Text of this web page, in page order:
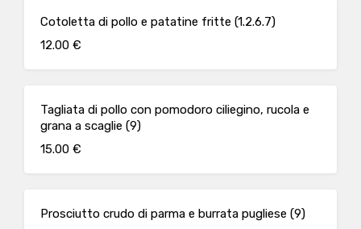
Cotoletta di pollo e patatine fritte (1.2.6.7)
12.00 €
Tagliata di pollo con pomodoro ciliegino, rucola e
grana a scaglie (9)
15.00 €
Prosciutto crudo di parma e burrata pugliese (9)